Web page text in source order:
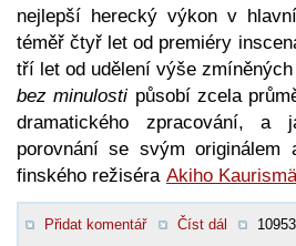
nejlepší herecký výkon v
téměř čtyř let od premiéry
tří let od udělení výše
bez minulosti působí zcela
dramatického zpracování, a
porovnání se svým originálem
finského režiséra Akiho
Přidat komentář Číst dál